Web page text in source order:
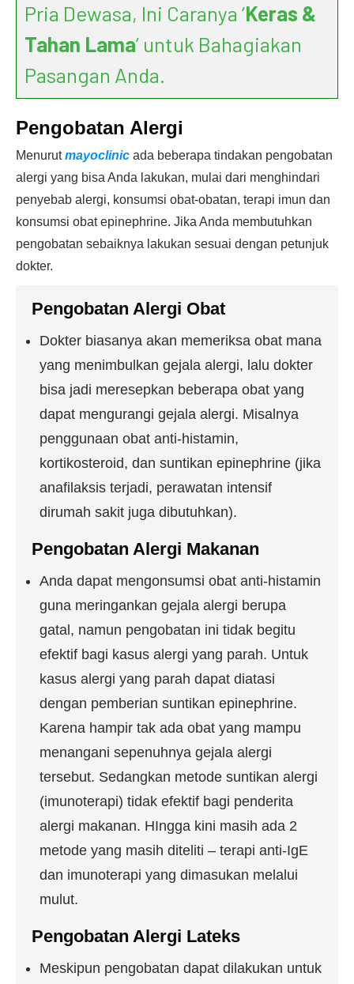
Pria Dewasa, Ini Caranya ‘Keras &
Tahan Lama’ untuk Bahagiakan
Pasangan Anda.
Pengobatan Alergi
Menurutmayoclinic ada beberapa tindakan pengobatan
alergi yang bisa Anda lakukan, mulai dari menghindari
penyebab alergi, konsumsi obat-obatan, terapi imun dan
konsumsi obat epinephrine. Jika Anda membutuhkan
pengobatan sebaiknya lakukan sesuai dengan petunjuk
dokter.
Pengobatan Alergi Obat
Dokter biasanya akan memeriksa obat mana
yang menimbulkan gejala alergi, lalu dokter
bisa jadi meresepkan beberapa obat yang
dapat mengurangi gejala alergi. Misalnya
penggunaan obat anti-histamin,
kortikosteroid, dan suntikan epinephrine (jika
anafilaksis terjadi, perawatan intensif
dirumah sakit juga dibutuhkan).
Pengobatan Alergi Makanan
Anda dapat mengonsumsi obat anti-histamin
guna meringankan gejala alergi berupa
gatal, namun pengobatan ini tidak begitu
efektif bagi kasus alergi yang parah. Untuk
kasus alergi yang parah dapat diatasi
dengan pemberian suntikan epinephrine.
Karena hampir tak ada obat yang mampu
menangani sepenuhnya gejala alergi
tersebut. Sedangkan metode suntikan alergi
(imunoterapi) tidak efektif bagi penderita
alergi makanan. HIngga kini masih ada 2
metode yang masih diteliti – terapi anti-IgE
dan imunoterapi yang dimasukan melalui
mulut.
Pengobatan Alergi Lateks
Meskipun pengobatan dapat dilakukan untuk